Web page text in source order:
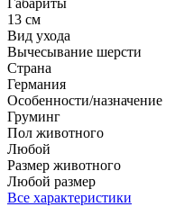
13 см
Вид ухода
Вычесывание шерсти
Страна
Германия
Особенности/назначение
Груминг
Пол животного
Любой
Размер животного
Любой размер
Все характеристики